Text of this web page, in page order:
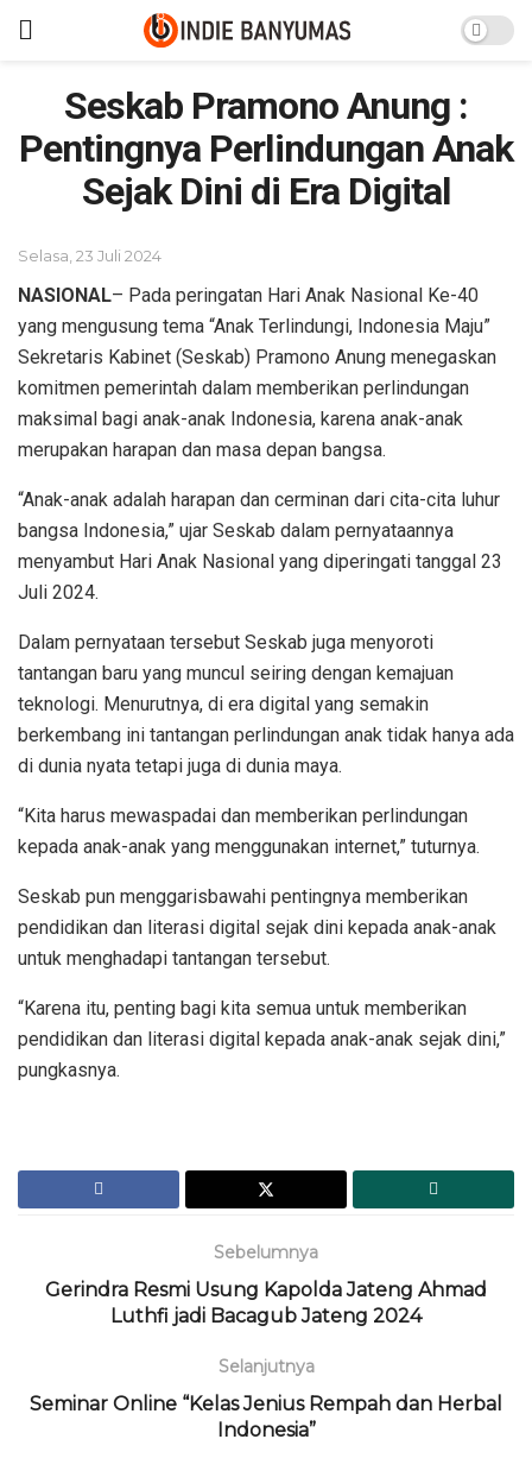
Seskab Pramono Anung :
Pentingnya Perlindungan Anak
Sejak Dini di Era Digital
Selasa, 23 Juli 2024
NASIONAL– Pada peringatan Hari Anak Nasional Ke-40
yang mengusung tema “Anak Terlindungi, Indonesia Maju”
Sekretaris Kabinet (Seskab) Pramono Anung menegaskan
komitmen pemerintah dalam memberikan perlindungan
maksimal bagi anak-anak Indonesia, karena anak-anak
merupakan harapan dan masa depan bangsa.
“Anak-anak adalah harapan dan cerminan dari cita-cita luhur
bangsa Indonesia,” ujar Seskab dalam pernyataannya
menyambut Hari Anak Nasional yang diperingati tanggal 23
Juli 2024.
Dalam pernyataan tersebut Seskab juga menyoroti
tantangan baru yang muncul seiring dengan kemajuan
teknologi. Menurutnya, di era digital yang semakin
berkembang ini tantangan perlindungan anak tidak hanya ada
di dunia nyata tetapi juga di dunia maya.
“Kita harus mewaspadai dan memberikan perlindungan
kepada anak-anak yang menggunakan internet,” tuturnya.
Seskab pun menggarisbawahi pentingnya memberikan
pendidikan dan literasi digital sejak dini kepada anak-anak
untuk menghadapi tantangan tersebut.
“Karena itu, penting bagi kita semua untuk memberikan
pendidikan dan literasi digital kepada anak-anak sejak dini,”
pungkasnya.
Sebelumnya
Gerindra Resmi Usung Kapolda Jateng Ahmad
Luthfi jadi Bacagub Jateng 2024
Selanjutnya
Seminar Online “Kelas Jenius Rempah dan Herbal
Indonesia”